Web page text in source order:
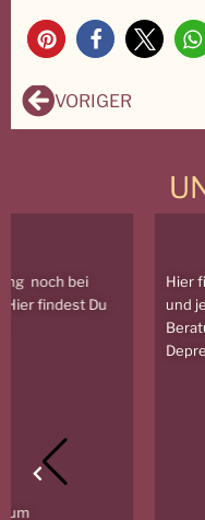
11
Zurück
VORIGER
Hier findest Du
und jetzt? Wegweiser
Beratungs- und
Depression und